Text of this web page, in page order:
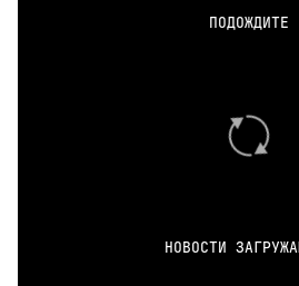
ПОДОЖДИТЕ
НОВОСТИ